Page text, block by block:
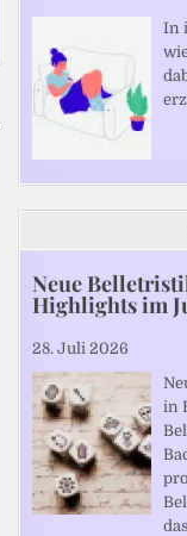
In
Neue
Highlights im
28. Juli 2026
in